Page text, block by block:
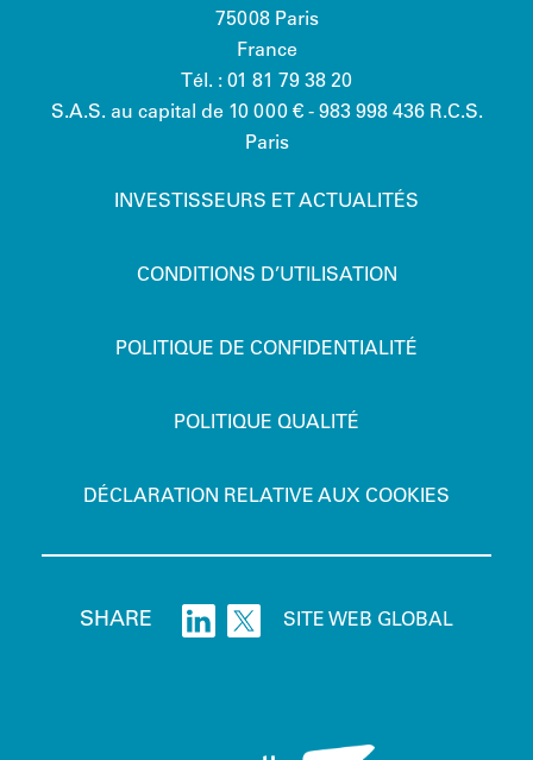
75008 Paris
France
Tél. : 01 81 79 38 20
S.A.S. au capital de 10 000 € - 983 998 436 R.C.S.
Paris
INVESTISSEURS ET ACTUALITÉS
CONDITIONS D’UTILISATION
POLITIQUE DE CONFIDENTIALITÉ
POLITIQUE QUALITÉ
DÉCLARATION RELATIVE AUX COOKIES
SHARE SITE WEB GLOBAL